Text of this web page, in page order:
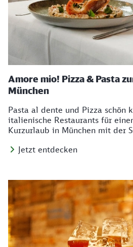
Amore mio! Pizza & Pasta
München
Pasta al dente und Pizza schön
italienische Restaurants für
Kurzurlaub in München mit der
Jetzt entdecken